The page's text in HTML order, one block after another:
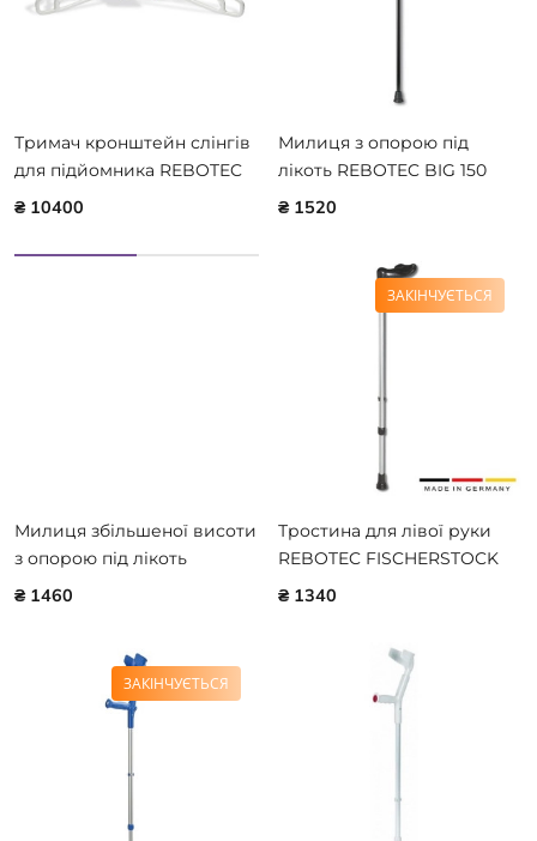
Тримач кронштейн слінгів
для підйомника REBOTEC
ARNOLD 420.10.42
₴ 10400
Милиця з опорою під
лікоть REBOTEC BIG 150
106.10
₴ 1520
Милиця збільшеної висоти
з опорою під лікоть
REBOTEC MAGIC-TWIN
₴ 1460
ЗАКІНЧУЄТЬСЯ
Тростина для лівої руки
REBOTEC FISCHERSTOCK
146.10
₴ 1340
ЗАКІНЧУЄТЬСЯ